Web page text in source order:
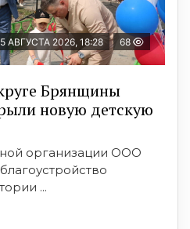
5 АВГУСТА 2026, 18:28 68
Брянщины
новую детскую
организации ООО
...